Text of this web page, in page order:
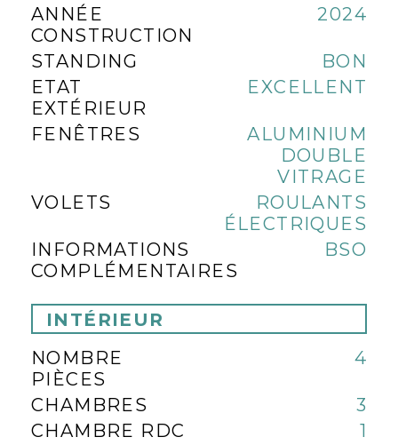
ANNÉE
CONSTRUCTION
2024
STANDING
BON
ETAT
EXTÉRIEUR
EXCELLENT
FENÊTRES
ALUMINIUM
DOUBLE
VITRAGE
VOLETS
ROULANTS
ÉLECTRIQUES
INFORMATIONS
COMPLÉMENTAIRES
BSO
INTÉRIEUR
NOMBRE
PIÈCES
4
CHAMBRES
3
CHAMBRE RDC
1